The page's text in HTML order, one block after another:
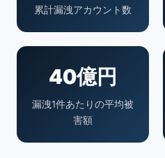
累計漏洩アカウント数
40億円
漏洩1件あたりの平均被
害額